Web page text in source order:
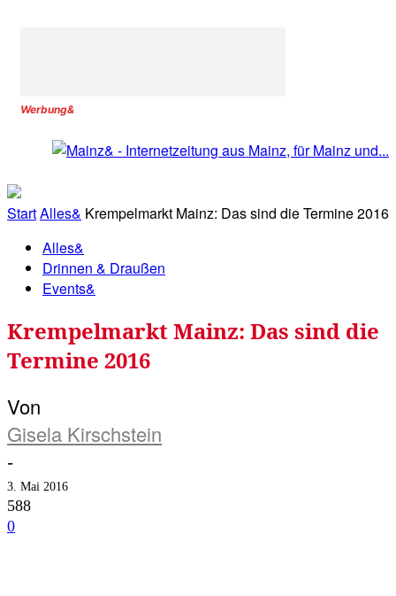
Werbung&
StartAlles& Krempelmarkt Mainz: Das sind die Termine 2016
Alles&
Drinnen & Draußen
Events&
Krempelmarkt Mainz: Das sind die
Termine 2016
Von
Gisela Kirschstein
-
3. Mai 2016
588
0